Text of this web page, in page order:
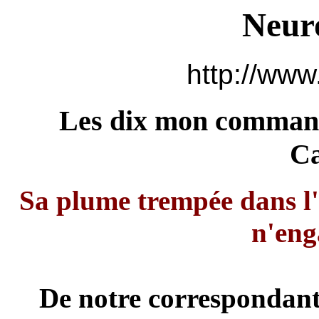
http://
Les dix mon
Sa plume trempée dans
De notre